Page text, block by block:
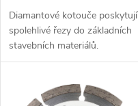
k
t
k
t
Diamantové kotouče poskytují
spolehlivé řezy do základních
stavebních materiálů.